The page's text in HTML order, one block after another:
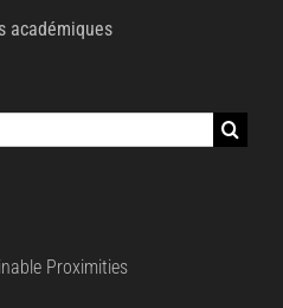
académiques
Proximities